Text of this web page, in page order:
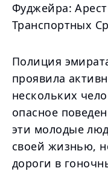
Фуджейра:
Транспортных
Полиция
проявила
нескольких
опасное
эти молодые
своей жизнью,
дороги в